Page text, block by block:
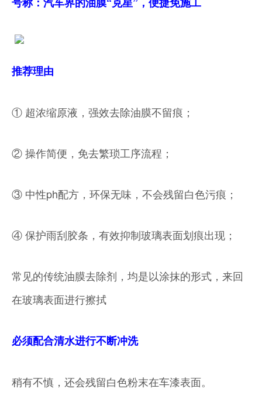
推荐理由
① 超浓缩原液，强效去除油膜不留痕；
② 操作简便，免去繁琐工序流程；
③ 中性ph配方，环保无味，不会残留白色污痕；
④ 保护雨刮胶条，有效抑制玻璃表面划痕出现；
常见的传统油膜去除剂，均是以涂抹的形式，来回
在玻璃表面进行擦拭
必须配合清水进行不断冲洗
稍有不慎，还会残留白色粉末在车漆表面。